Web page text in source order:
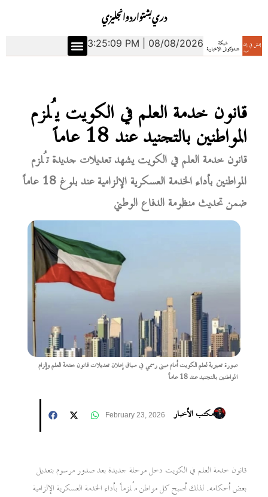
انجليزياردوبشتودري
3:25:10 PM | 08/08/2026
قانون خدمة العلم في الكويت يُلزم
المواطنين بالتجنيد عند 18 عاماً
قانون خدمة العلم في الكويت يشهد تعديلات جديدة تُلزم
المواطنين بأداء الخدمة العسكرية الإلزامية عند بلوغ 18 عاماً
ضمن تحديث منظومة الدفاع الوطني
صورة تعبيرية لعلم الكويت أمام مبنى رسمي في سياق إعلان تعديلات قانون خدمة العلم وإلزام
المواطنين بالتجنيد عند 18 عاماً
مكتب الأخبار February 23, 2026
قانون خدمة العلم في الكويت دخل مرحلة جديدة بعد صدور مرسوم بتعديل
بعض أحكامه. لذلك أصبح كل مواطن مُلزماً بأداء الخدمة العسكرية الإلزامية